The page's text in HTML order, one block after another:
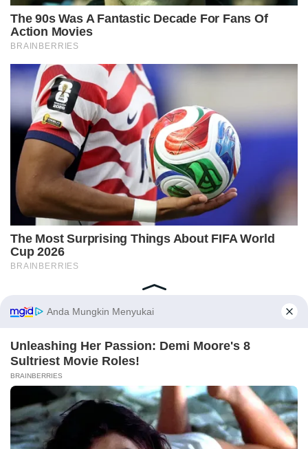
Home Indeks Redaksi Privacy Policy
Disclaimer
Pedoman Media Siber
Tentang Kami